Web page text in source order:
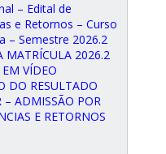
– Edital de
e Retornos – Curso
– Semestre 2026.2
MATRÍCULA 2026.2
VÍDEO
DO RESULTADO
– ADMISSÃO POR
E RETORNOS